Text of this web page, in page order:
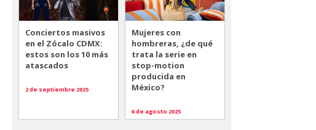
Conciertos masivos
en el Zócalo CDMX:
estos son los 10 más
atascados
2 de septiembre 2025
Mujeres con
hombreras, ¿de qué
trata la serie en
stop-motion
producida en
México?
6 de agosto 2025